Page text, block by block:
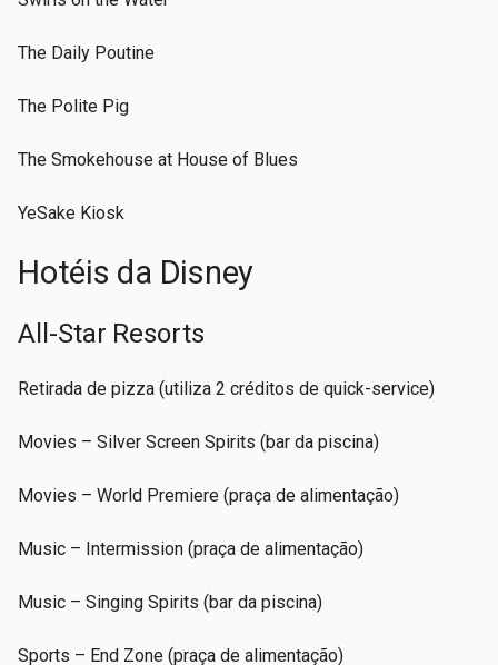
The Daily Poutine
The Polite Pig
The Smokehouse at House of Blues
YeSake Kiosk
Hotéis da Disney
All-Star Resorts
Retirada de pizza (utiliza 2 créditos de quick-service)
Movies – Silver Screen Spirits (bar da piscina)
Movies – World Premiere (praça de alimentação)
Music – Intermission (praça de alimentação)
Music – Singing Spirits (bar da piscina)
Sports – End Zone (praça de alimentação)